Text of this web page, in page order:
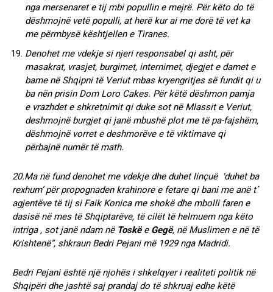
nga mersenaret e tij mbi popullin e mejrë. Për këto do të
dëshmojnë vetë populli, at herë kur ai me dorë të vet ka
me përmbysë kështjellen e Tiranes.
Denohet me vdekje si njeri responsabel qi asht, për
masakrat, vrasjet, burgimet, internimet, djegjet e damet e
bame në Shqipni të Veriut mbas kryengritjes së fundit qi u
ba nën prisin Dom Loro Cakes. Për këtë dëshmon pamja
e vrazhdet e shkretnimit qi duke sot në Mlassit e Veriut,
deshmojnë burgjet qi janë mbushë plot me të pa-fajshëm,
dëshmojnë vorret e deshmorëve e të viktimave qi
përbajnë numër të math.
20.Ma në fund denohet me vdekje dhe duhet linçuë ‘duhet ba
rexhum’ për propognaden krahinore e fetare qi bani me anë t`
agjentëve të tij si Faik Konica me shokë dhe mbolli faren e
dasisë në mes të Shqiptarëve, të cilët të helmuem nga këto
intriga , sot janë ndam në Toskëe Gegë, në Muslimen e në të
Krishtenë”, shkraun Bedri Pejani më 1929 nga Madridi.
Bedri Pejani është një njohës i shkelqyer i realiteti politik në
Shqipëri dhe jashtë saj prandaj do të shkruaj edhe këtë